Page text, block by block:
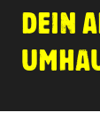
DEIN